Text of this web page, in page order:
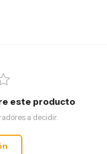
este producto
a decidir.